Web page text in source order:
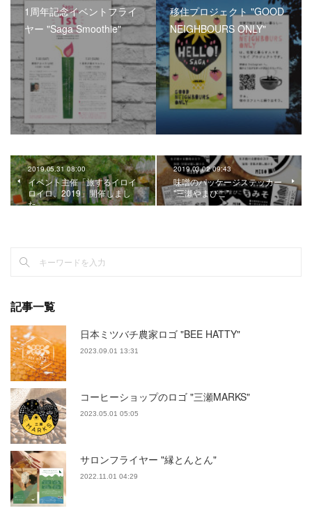
1周年記念イベントフライ
ヤー "Saga Smoothie"
移住プロジェクト "GOOD
NEIGHBOURS ONLY"
2019.05.31 08:00
イベント主催「旅するイロイ
ロイロ、2019」開催しまし
た。
2019.03.02 09:43
味噌のパッケージステッカー
"三瀬やまびこ"
記事一覧
日本ミツバチ農家ロゴ "BEE HATTY"
2023.09.01 13:31
コーヒーショップのロゴ "三瀬MARKS"
2023.05.01 05:05
サロンフライヤー "縁とんとん"
2022.11.01 04:29